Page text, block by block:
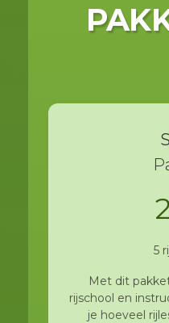
5
Met dit
rijschool en
je hoeveel